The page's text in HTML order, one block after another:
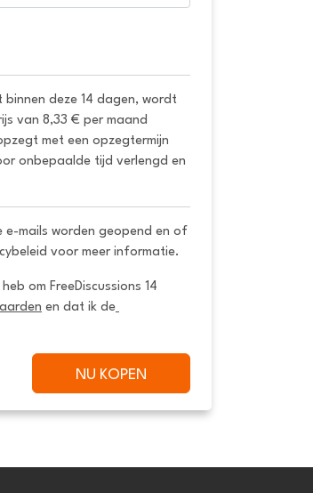
binnen deze 14 dagen, wordt
van 8,33 € per maand
met een opzegtermijn
onbepaalde tijd verlengd en
e-mails worden geopend en of
voor meer informatie.
om FreeDiscussions 14
en dat ik de
NU KOPEN